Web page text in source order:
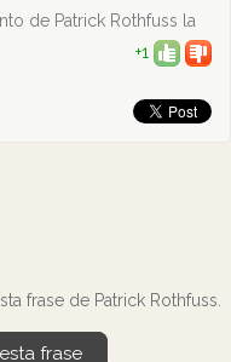
de Patrick Rothfuss la
+1
frase de Patrick Rothfuss.
frase